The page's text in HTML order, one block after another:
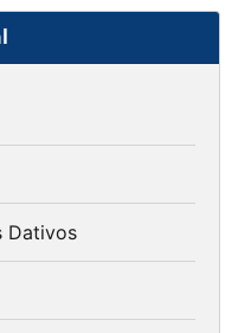
Dativos